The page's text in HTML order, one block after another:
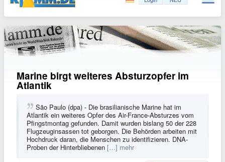
Marine birgt weiteres Absturzopfer im
Atlantik
São Paulo (dpa) - Die brasilianische Marine hat im
Atlantik ein weiteres Opfer des Air-France-Absturzes vom
Pfingstmontag gefunden. Damit wurden bislang 50 der 228
Flugzeuginsassen tot geborgen. Die Behörden arbeiten mit
Hochdruck daran, die Menschen zu identifizieren. DNA-
Proben der Hinterbliebenen […] mehr